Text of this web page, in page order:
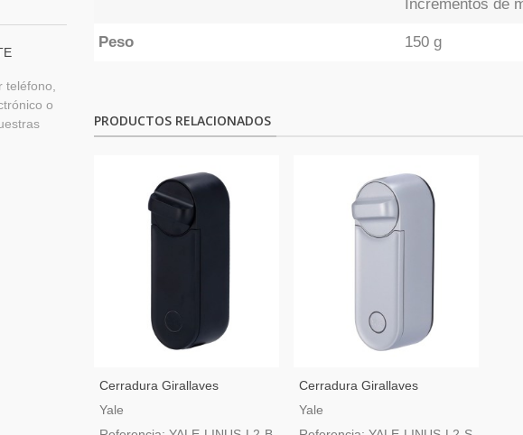
teléfono,
o
Incrementos de
Peso 150 g
PRODUCTOS RELACIONADOS
Cerradura Girallaves
Inteligente BLE Y WiFi Yale
Yale
Cerradura Girallaves
Inteligente BLE Y WiFi Yale
Yale